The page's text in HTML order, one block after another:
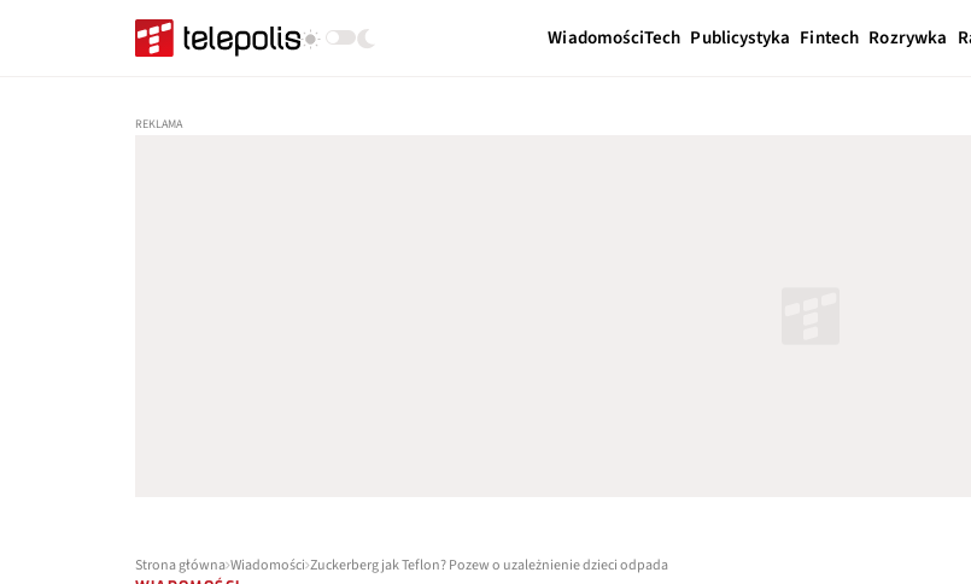
WiadomościTech Publicystyka Fintech Rozrywka
Strona główna Wiadomości Zuckerberg jak Teflon? Pozew o uzależnienie dzieci odpada